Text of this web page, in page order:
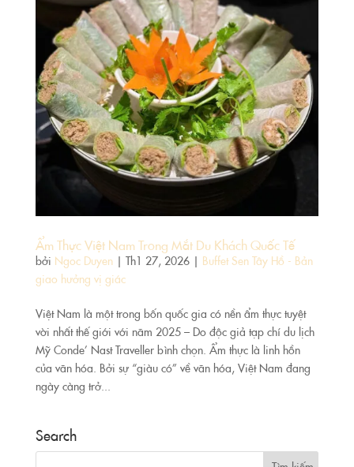
Ẩm Thực Việt Nam Trong Mắt Du Khách Quốc Tế
bởi Ngoc Duyen| Th1 27, 2026| Buffet Sen Tây Hồ - Bản
giao hưởng vị giác
Việt Nam là một trong bốn quốc gia có nền ẩm thực tuyệt
vời nhất thế giới với năm 2025 – Do độc giả tạp chí du lịch
Mỹ Conde’ Nast Traveller bình chọn. Ẩm thực là linh hồn
của văn hóa. Bởi sự “giàu có” về văn hóa, Việt Nam đang
ngày càng trở...
Search